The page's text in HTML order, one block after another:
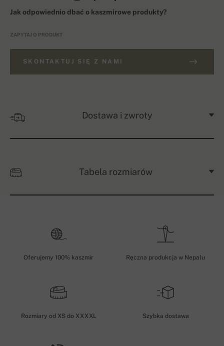
Jak odpowiednio dbać o kaszmirowe produkty?
ZAPYTAJ O PRODUKT
SKONTAKTUJ SIĘ Z NAMI
Dostawa i zwroty
Tabela rozmiarów
Oferujemy 100% kaszmir Ręczna produkcja w Nepalu
Rozmiary od XS do XXXXL Szybka dostawa